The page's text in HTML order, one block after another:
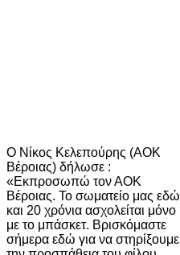
Ο Νίκος Κελεπούρης (ΑΟΚ
Βέροιας) δήλωσε :
«Εκπροσωπώ τον ΑΟΚ
Βέροιας. Το σωματείο μας εδώ
και 20 χρόνια ασχολείται μόνο
με το μπάσκετ. Βρισκόμαστε
σήμερα εδώ για να στηρίξουμε